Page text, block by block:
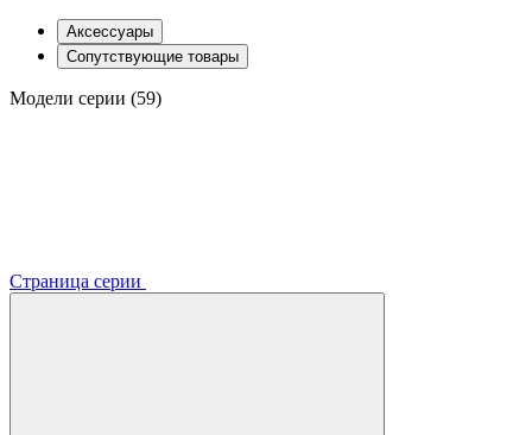
Аксессуары
Сопутствующие товары
Модели серии (59)
Страница серии